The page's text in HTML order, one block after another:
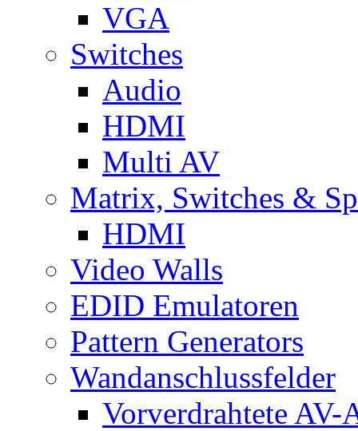
VGA
Switches
Audio
HDMI
Multi AV
Matrix, Switches &
HDMI
Video Walls
EDID Emulatoren
Pattern Generators
Wandanschlussfelder
Vorverdrahtete AV-